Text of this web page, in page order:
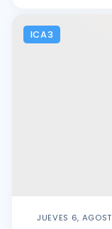
ICA3
JUEVES 6,